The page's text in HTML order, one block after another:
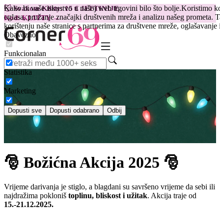
Kako bi vaše iskustvo u našoj web trgovini bilo što bolje.Koristimo
oglasa, pružanje značajki društvenih mreža i analizu našeg prometa.
korištenju naše stranice s partnerima za društvene mreže,
Obavezno
Funkcionalan
Statistika
Marketing
Dopusti sve Dopusti odabrano Odbij
😽Svakom Klitty: 15 € JEFTINIJE
Kod: KLITTY →
🎅 Božićna Akcija 2025 🎅
Vrijeme darivanja je stiglo, a blagdani su savršeno vrijeme da sebi ili
najdražima pokloniš toplinu, bliskost i užitak. Akcija traje od
15.-21.12.2025.